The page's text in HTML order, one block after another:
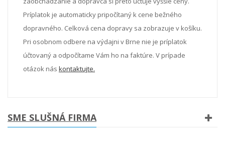
Príplatok je automaticky pripočítaný k cene bežného
dopravného. Celková cena dopravy sa zobrazuje v košíku.
Pri osobnom odbere na výdajni v Brne nie je príplatok
účtovaný a odpočítame Vám ho na faktúre. V prípade
otázok nás kontaktujte.
SME SLUŠNÁ FIRMA